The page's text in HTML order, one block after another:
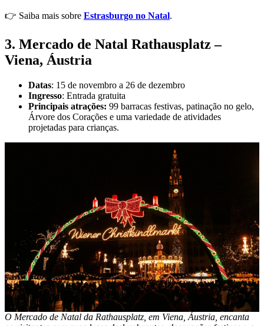
👉 Saiba mais sobre Estrasburgo no Natal.
3. Mercado de Natal Rathausplatz –
Viena, Áustria
Datas: 15 de novembro a 26 de dezembro
Ingresso: Entrada gratuita
Principais atrações: 99 barracas festivas, patinação no gelo,
Árvore dos Corações e uma variedade de atividades
projetadas para crianças.
O Mercado de Natal da Rathausplatz, em Viena, Áustria, encanta